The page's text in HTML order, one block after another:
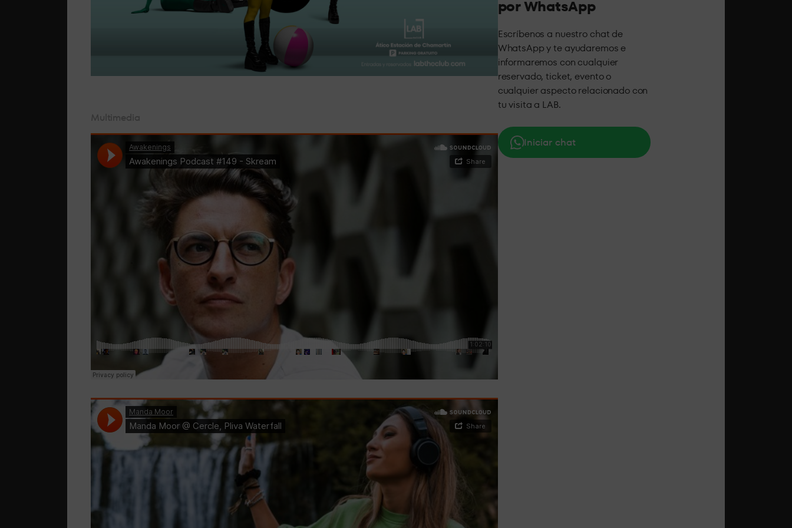
por WhatsApp
Escríbenos a nuestro chat de
WhatsApp y te ayudaremos e
informaremos con cualquier
reservado, ticket, evento o
cualquier aspecto relacionado con
tu visita a LAB.
Iniciar chat